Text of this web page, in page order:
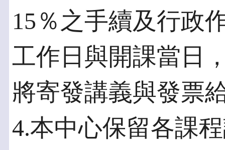
15％之手續及行政
工作日與開課當日
將寄發講義與發票
4.本中心保留各課